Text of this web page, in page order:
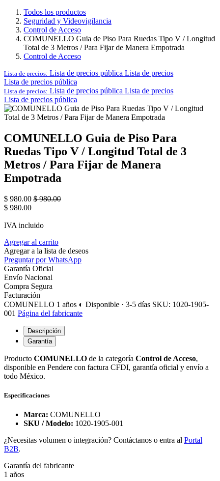
Todos los productos
Seguridad y Videovigilancia
Control de Acceso
COMUNELLO Guia de Piso Para Ruedas Tipo V / Longitud
Total de 3 Metros / Para Fijar de Manera Empotrada
Control de Acceso
Lista de precios: Lista de precios pública Lista de precios
Lista de precios pública
Lista de precios: Lista de precios pública Lista de precios
Lista de precios pública
COMUNELLO Guia de Piso Para
Ruedas Tipo V / Longitud Total de 3
Metros / Para Fijar de Manera
Empotrada
$ 980.00 $980.00
$ 980.00
IVA incluido
Agregar al carrito
Agregar a la lista de deseos
Preguntar por WhatsApp
Garantía Oficial
Envío Nacional
Compra Segura
Facturación
COMUNELLO 1 años ◐ Disponible · 3-5 días SKU: 1020-1905-
001 Página del fabricante
Descripción
Garantía
Producto COMUNELLO de la categoría Control de Acceso,
disponible en Pendere con factura CFDI, garantía oficial y envío a
todo México.
Especificaciones
Marca: COMUNELLO
SKU / Modelo: 1020-1905-001
¿Necesitas volumen o integración? Contáctanos o entra al Portal
B2B.
Garantía del fabricante
1 años